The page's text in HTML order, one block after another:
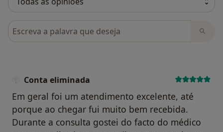
Pesquisar em opiniões
Conta eliminada
Em geral foi um atendimento excelente, até
porque ao chegar fui muito bem recebida.
Durante a consulta gostei do facto do médico